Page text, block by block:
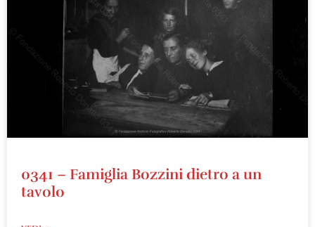
0341 – Famiglia Bozzini dietro a un
tavolo